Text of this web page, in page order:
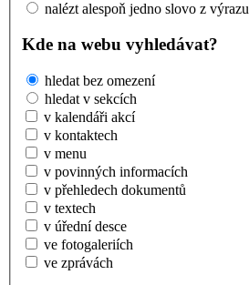
nalézt alespoň jedno slovo z výrazu
Kde na webu vyhledávat?
hledat bez omezení
hledat v sekcích
v kalendáři akcí
v kontaktech
v menu
v povinných informacích
v přehledech dokumentů
v textech
v úřední desce
ve fotogaleriích
ve zprávách